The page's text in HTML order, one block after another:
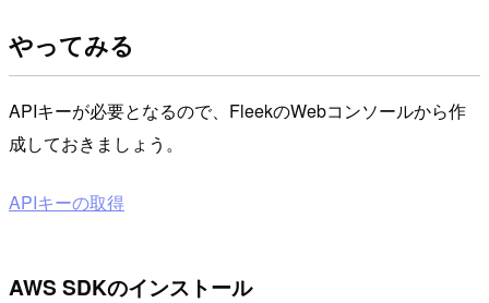
やってみる
APIキーが必要となるので、FleekのWebコンソールから作
成しておきましょう。
APIキーの取得
AWS SDKのインストール